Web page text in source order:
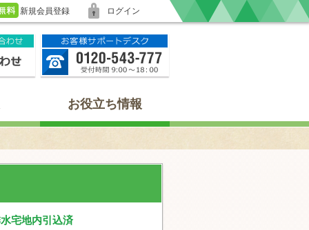
新規会員登録 ログイン
お役立ち情報
宅地内引込済